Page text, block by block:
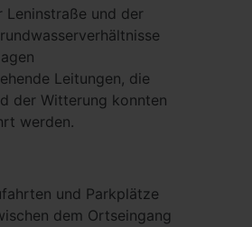
Leninstraße und der
Leitungen, die
der Witterung konnten
werden.
und Parkplätze
dem Ortseingang